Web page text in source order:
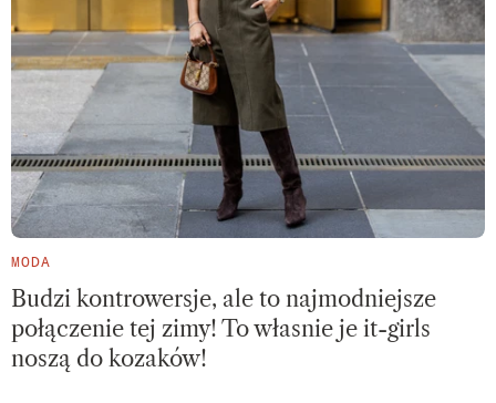
MODA
Budzi kontrowersje, ale to najmodniejsze
połączenie tej zimy! To własnie je it-girls
noszą do kozaków!